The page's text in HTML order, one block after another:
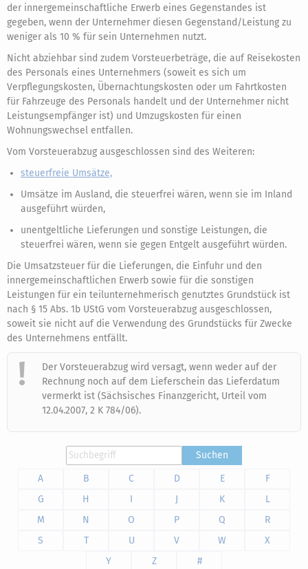
der innergemeinschaftliche Erwerb eines Gegenstandes ist
gegeben, wenn der Unternehmer diesen Gegenstand/Leistung zu
weniger als 10 % für sein Unternehmen nutzt.
Nicht abziehbar sind zudem Vorsteuerbeträge, die auf Reisekosten
des Personals eines Unternehmers (soweit es sich um
Verpflegungskosten, Übernachtungskosten oder um Fahrtkosten
für Fahrzeuge des Personals handelt und der Unternehmer nicht
Leistungsempfänger ist) und Umzugskosten für einen
Wohnungswechsel entfallen.
Vom Vorsteuerabzug ausgeschlossen sind des Weiteren:
steuerfreie Umsätze,
Umsätze im Ausland, die steuerfrei wären, wenn sie im Inland
ausgeführt würden,
unentgeltliche Lieferungen und sonstige Leistungen, die
steuerfrei wären, wenn sie gegen Entgelt ausgeführt würden.
Die Umsatzsteuer für die Lieferungen, die Einfuhr und den
innergemeinschaftlichen Erwerb sowie für die sonstigen
Leistungen für ein teilunternehmerisch genutztes Grundstück ist
nach § 15 Abs. 1b UStG vom Vorsteuerabzug ausgeschlossen,
soweit sie nicht auf die Verwendung des Grundstücks für Zwecke
des Unternehmens entfällt.
Der Vorsteuerabzug wird versagt, wenn weder auf der
Rechnung noch auf dem Lieferschein das Lieferdatum
vermerkt ist (Sächsisches Finanzgericht, Urteil vom
12.04.2007, 2 K 784/06).
Suchen
A
B C D E
F
G
H I J K
L
M
N O P Q
R
S
T U V W
X
Y
Z #